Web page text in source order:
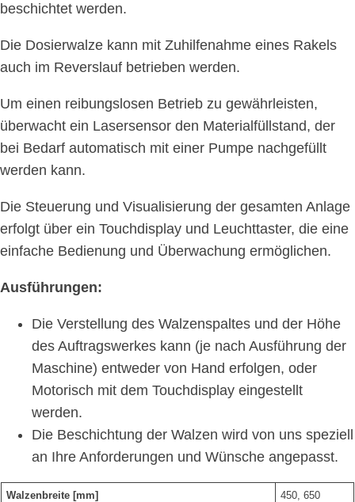
beschichtet werden.
Die Dosierwalze kann mit Zuhilfenahme eines Rakels
auch im Reverslauf betrieben werden.
Um einen reibungslosen Betrieb zu gewährleisten,
überwacht ein Lasersensor den Materialfüllstand, der
bei Bedarf automatisch mit einer Pumpe nachgefüllt
werden kann.
Die Steuerung und Visualisierung der gesamten Anlage
erfolgt über ein Touchdisplay und Leuchttaster, die eine
einfache Bedienung und Überwachung ermöglichen.
Ausführungen:
Die Verstellung des Walzenspaltes und der Höhe
des Auftragswerkes kann (je nach Ausführung der
Maschine) entweder von Hand erfolgen, oder
Motorisch mit dem Touchdisplay eingestellt
werden.
Die Beschichtung der Walzen wird von uns speziell
an Ihre Anforderungen und Wünsche angepasst.
Walzenbreite [mm] 450, 650